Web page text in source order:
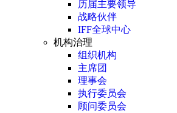
历届主要领导
战略伙伴
IFF全球中心
机构治理
组织机构
主席团
理事会
执行委员会
顾问委员会